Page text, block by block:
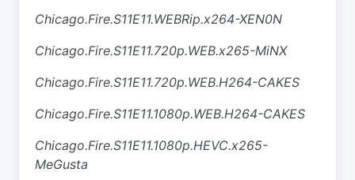
Chicago.Fire.S11E11.WEBRip.x264-XEN0N
Chicago.Fire.S11E11.720p.WEB.x265-MiNX
Chicago.Fire.S11E11.720p.WEB.H264-CAKES
Chicago.Fire.S11E11.1080p.WEB.H264-CAKES
Chicago.Fire.S11E11.1080p.HEVC.x265-
MeGusta